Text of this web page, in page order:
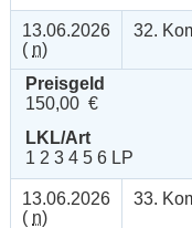
13.06.2026
( n)
32.
Preisgeld
150,00 €
LKL/Art
1 2 3 4 5 6 LP
13.06.2026
( n)
33.